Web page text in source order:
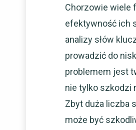
Chorzowie wiele
efektywność ich
analizy słów
prowadzić do
problemem jest
nie tylko szkodzi
Zbyt duża liczba
może być